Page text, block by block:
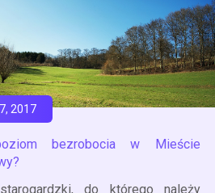
bezrobocia w Mieście
do którego należy
2017